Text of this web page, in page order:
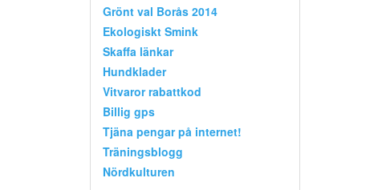
Grönt val Borås 2014
Ekologiskt Smink
Skaffa länkar
Hundklader
Vitvaror rabattkod
Billig gps
Tjäna pengar på internet!
Träningsblogg
Nördkulturen